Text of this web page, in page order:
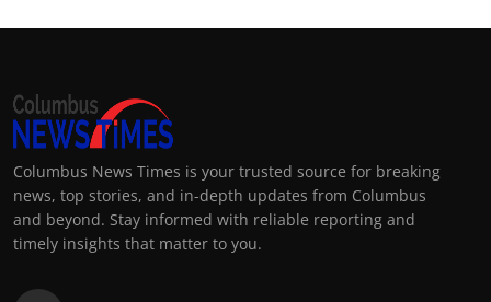
Columbus News Times is your trusted source for breaking
news, top stories, and in-depth updates from Columbus
and beyond. Stay informed with reliable reporting and
timely insights that matter to you.